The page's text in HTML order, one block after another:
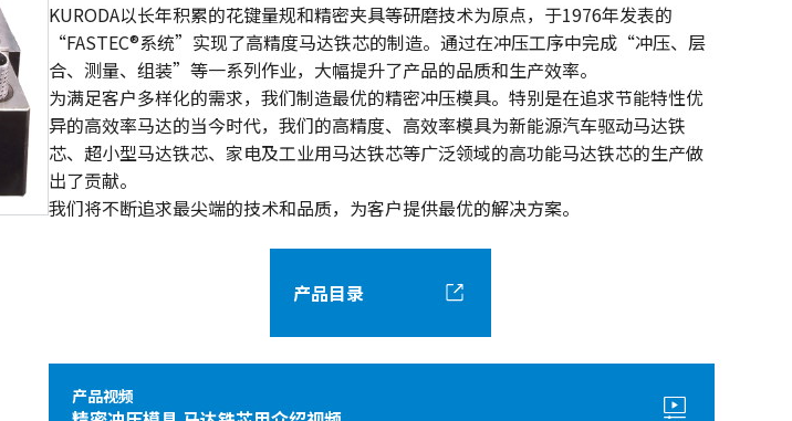
KURODA以长年积累的花键量规和精密夹具等研磨技术为原点，于1976年发表的
“FASTEC®系统”实现了高精度马达铁芯的制造。通过在冲压工序中完成“冲压、层
合、测量、组装”等一系列作业，大幅提升了产品的品质和生产效率。
为满足客户多样化的需求，我们制造最优的精密冲压模具。特别是在追求节能特性优
异的高效率马达的当今时代，我们的高精度、高效率模具为新能源汽车驱动马达铁
芯、超小型马达铁芯、家电及工业用马达铁芯等广泛领域的高功能马达铁芯的生产做
出了贡献。
我们将不断追求最尖端的技术和品质，为客户提供最优的解决方案。
产品目录
产品视频